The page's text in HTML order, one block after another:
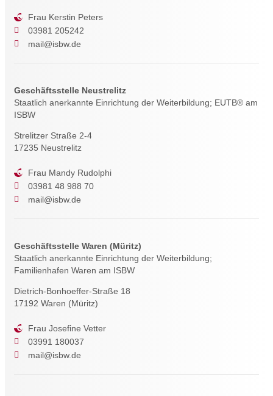
Frau Kerstin Peters
03981 205242
mail@isbw.de
Geschäftsstelle Neustrelitz
Staatlich anerkannte Einrichtung der Weiterbildung; EUTB® am
ISBW
Strelitzer Straße 2-4
17235 Neustrelitz
Frau Mandy Rudolphi
03981 48 988 70
mail@isbw.de
Geschäftsstelle Waren (Müritz)
Staatlich anerkannte Einrichtung der Weiterbildung;
Familienhafen Waren am ISBW
Dietrich-Bonhoeffer-Straße 18
17192 Waren (Müritz)
Frau Josefine Vetter
03991 180037
mail@isbw.de